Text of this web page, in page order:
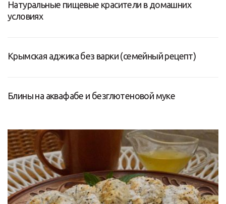
Натуральные пищевые красители в домашних
условиях
Крымская аджика без варки (семейный рецепт)
Блины на аквафабе и безглютеновой муке